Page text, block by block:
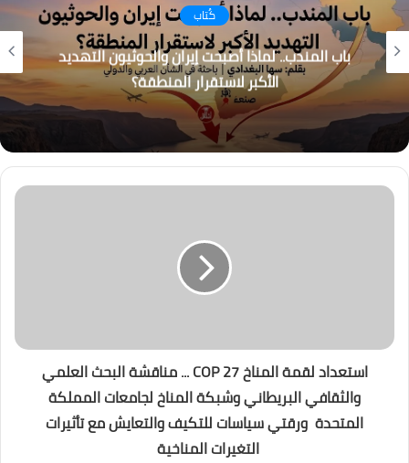
كُتاب
باب المندب.. لماذا أصبحت إيران والحوثيون التهديد
الأكبر لاستقرار المنطقة؟
استعداد لقمة المناخ COP 27 ... مناقشة البحث العلمي
والثقافي البريطاني وشبكة المناخ لجامعات المملكة
المتحدة ورقتي سياسات للتكيف والتعايش مع تأثيرات
التغيرات المناخية